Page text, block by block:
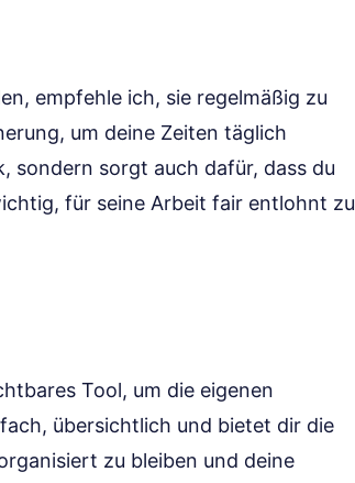
empfehle ich, sie regelmäßig zu
um deine Zeiten täglich
sondern sorgt auch dafür, dass du
für seine Arbeit fair entlohnt zu
Tool, um die eigenen
übersichtlich und bietet dir die
zu bleiben und deine